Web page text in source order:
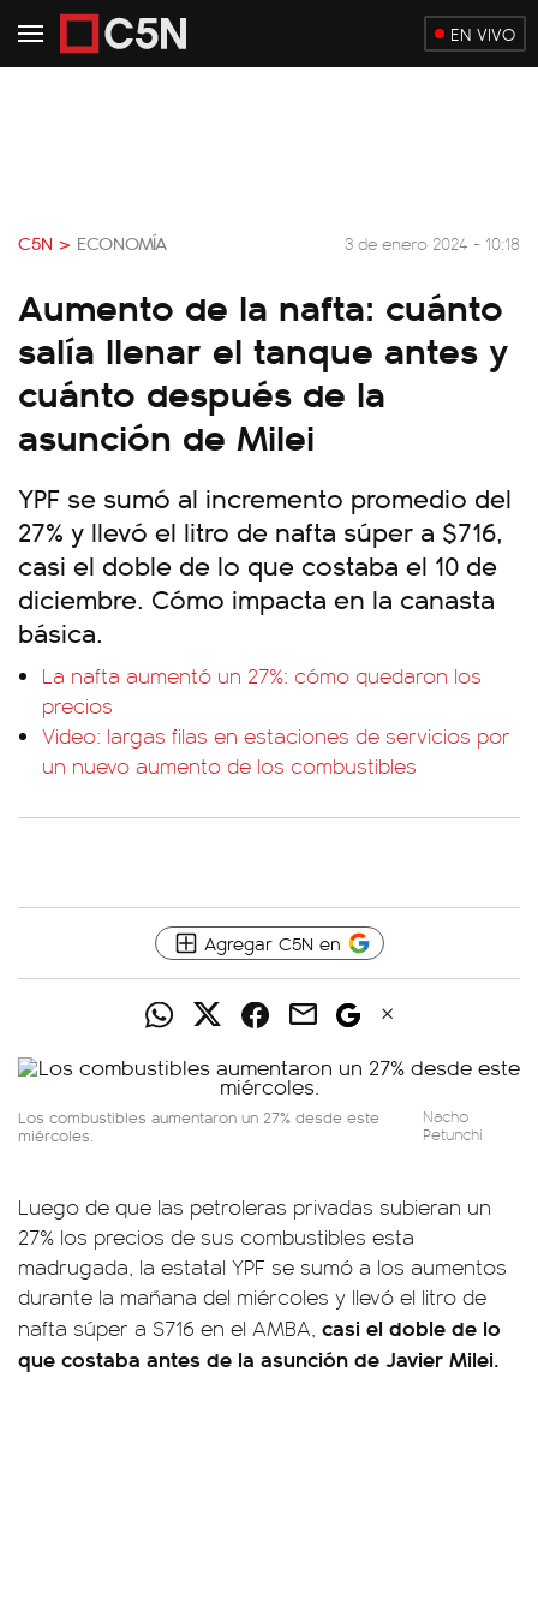
EN VIVO
C5N > ECONOMÍA 3 de enero 2024 - 10:18
Aumento de la nafta: cuánto
salía llenar el tanque antes y
cuánto después de la
asunción de Milei
YPF se sumó al incremento promedio del
27% y llevó el litro de nafta súper a $716,
casi el doble de lo que costaba el 10 de
diciembre. Cómo impacta en la canasta
básica.
La nafta aumentó un 27%: cómo quedaron los
precios
Video: largas filas en estaciones de servicios por
un nuevo aumento de los combustibles
Agregar C5N en
Los combustibles aumentaron un 27% desde este
miércoles.
Nacho
Petunchi
Luego de que las petroleras privadas subieran un
27% los precios de sus combustibles esta
madrugada, la estatal YPF se sumó a los aumentos
durante la mañana del miércoles y llevó el litro de
nafta súper a $716 en el AMBA, casi el doble de lo
que costaba antes de la asunción de Javier Milei.